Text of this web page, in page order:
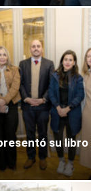
su libro